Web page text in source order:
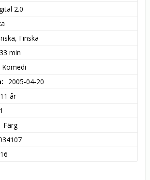
2.0
Finska
min
2005-04-20
11 år
1
Färg